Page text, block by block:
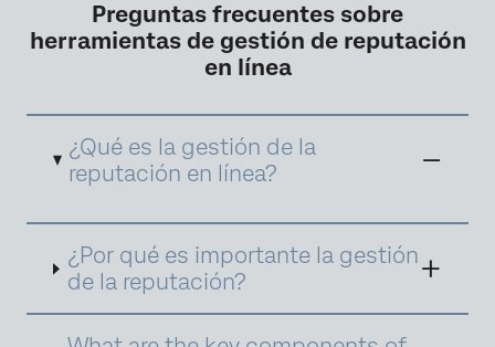
Preguntas frecuentes sobre
herramientas de gestión de reputación
en línea
¿Qué es la gestión de la
reputación en línea?
en monitorear, influenciar y preservar la
presencia digital y la percepción pública de
una persona u organización en internet. Este
proceso abarca estrategias para influir en la
¿Por qué es importante la gestión
de la reputación?